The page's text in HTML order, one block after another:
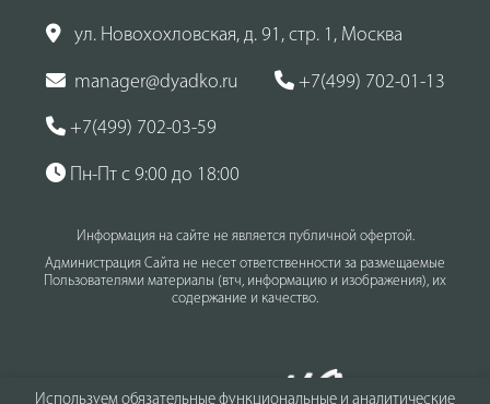
Используем обязательные функциональные и аналитические
ул. Новохохловская, д. 91, стр. 1, Москва
manager@dyadko.ru +7(499) 702-01-13
+7(499) 702-03-59
Пн-Пт с 9:00 до 18:00
Информация на сайте не является публичной офертой.
Администрация Сайта не несет ответственности за размещаемые
Пользователями материалы (втч, информацию и изображения), их
содержание и качество.